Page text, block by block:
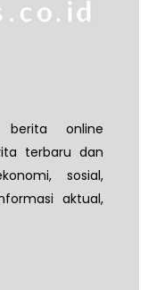
berita online
terbaru dan
sosial,
aktual,